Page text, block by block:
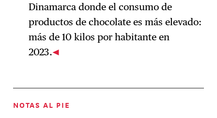
Dinamarca donde el consumo de
productos de chocolate es más elevado:
más de 10 kilos por habitante en
2023.
NOTAS AL PIE